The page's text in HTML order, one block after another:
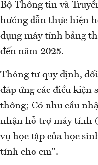
Bộ Thông tin và
hướng dẫn thực hiện
dụng máy tính bảng
đến năm 2025.
Thông tư quy định,
đáp ứng các điều kiện
thông; Có nhu cầu
nhận hỗ trợ máy tính
vụ học tập của học
tính cho em".